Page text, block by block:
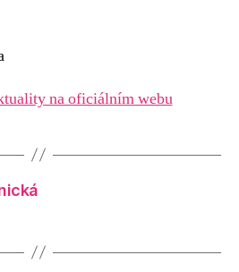
na oficiálním webu